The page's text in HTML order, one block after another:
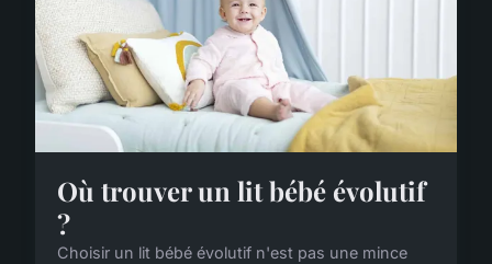
Où trouver un lit bébé évolutif
?
Choisir un lit bébé évolutif n'est pas une mince